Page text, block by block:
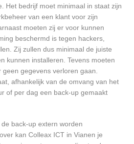
Het bedrijf moet minimaal in staat zijn
van een klant voor zijn
moeten zij er voor kunnen
beschermd is tegen hackers,
Zij zullen dus minimaal de juiste
kunnen installeren. Tevens moeten
gegevens verloren gaan.
afhankelijk van de omvang van het
of per dag een back-up gemaakt
back-up extern worden
kan Colleax ICT in Vianen je